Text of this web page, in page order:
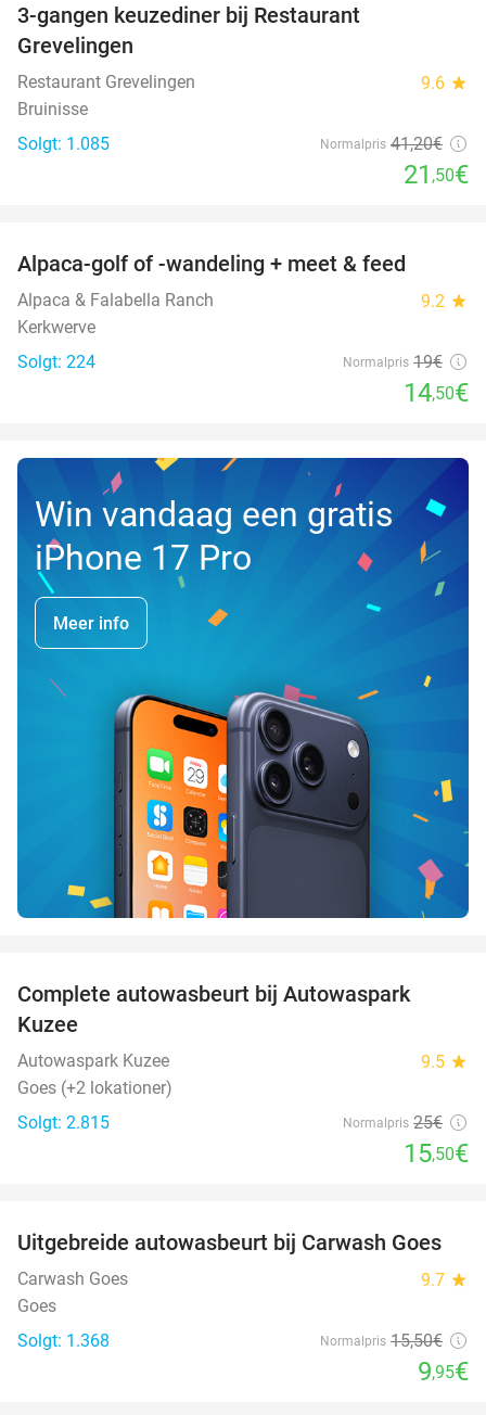
3-gangen keuzediner bij Restaurant
Grevelingen
Restaurant Grevelingen 9.6 star
Bruinisse
Solgt: 1.085
Normalpris 41,20€
21 ,50€
Alpaca-golf of -wandeling + meet & feed
Alpaca & Falabella Ranch 9.2 star
Kerkwerve
Solgt: 224
Normalpris 19€
14,50€
Win vandaag een gratis
iPhone 17 Pro
Meer info
Complete autowasbeurt bij Autowaspark
Kuzee
Autowaspark Kuzee 9.5 star
Goes (+2 lokationer)
Solgt: 2.815
Normalpris 25€
15,50€
36%
Uitgebreide autowasbeurt bij Carwash Goes
Carwash Goes 9.7 star
Goes
Solgt: 1.368
Normalpris 15,50€
9,95€